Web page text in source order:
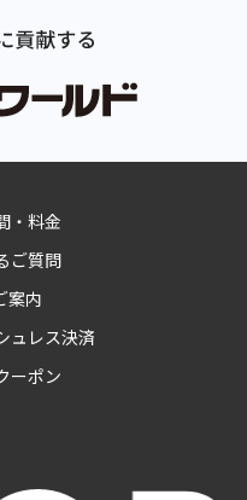
・料金
ご質問
案内
ュレス決済
ーポン